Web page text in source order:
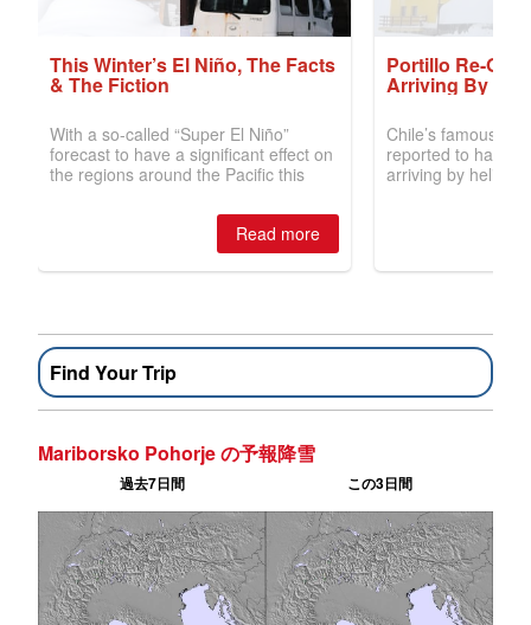
Find Your Trip
Mariborsko Pohorje の予報降雪
過去7日間 この3日間